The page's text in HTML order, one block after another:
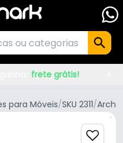
frete grátis!
para Móveis/SKU 2311/Archi